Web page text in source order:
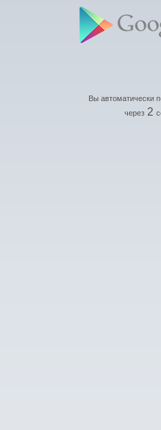
Вы автоматически
через 2